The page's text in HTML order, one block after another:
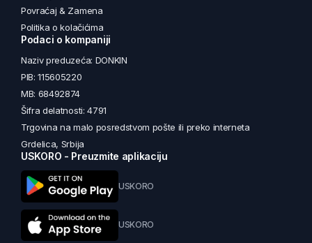
Povraćaj & Zamena
Politika o kolačićima
Podaci o kompaniji
Naziv preduzeća: DONKIN
PIB: 115605220
MB: 68492874
Šifra delatnosti: 4791
Trgovina na malo posredstvom pošte ili preko interneta
Grdelica, Srbija
USKORO - Preuzmite aplikaciju
USKORO
USKORO